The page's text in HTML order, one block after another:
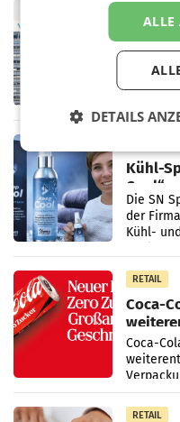
erstes
Der
des
Juni
Der
Kühl-
Cool“
Die SN
der
Kühl-
RETAIL
Coca-
Coca-
RETAIL
ALLE
DETAILS